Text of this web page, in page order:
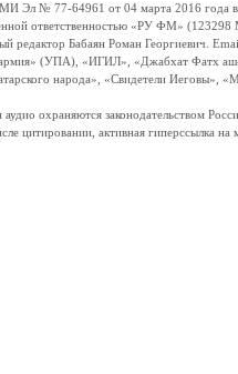
№ 77-64961 от 04 марта 2016 года
ответственностью «РУ ФМ»
редактор Бабаян Роман Георгиевич.
армия» (УПА), «ИГИЛ», «Джабхат
народа», «Свидетели Иеговы»,
охраняются законодательством
активная гиперссылка